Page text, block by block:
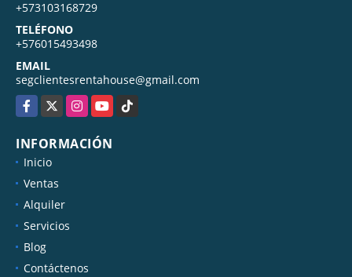
+573103168729
TELÉFONO
+576015493498
EMAIL
segclientesrentahouse@gmail.com
Facebook
X InstagramYouTubeTikTok
INFORMACIÓN
Inicio
Ventas
Alquiler
Servicios
Blog
Contáctenos